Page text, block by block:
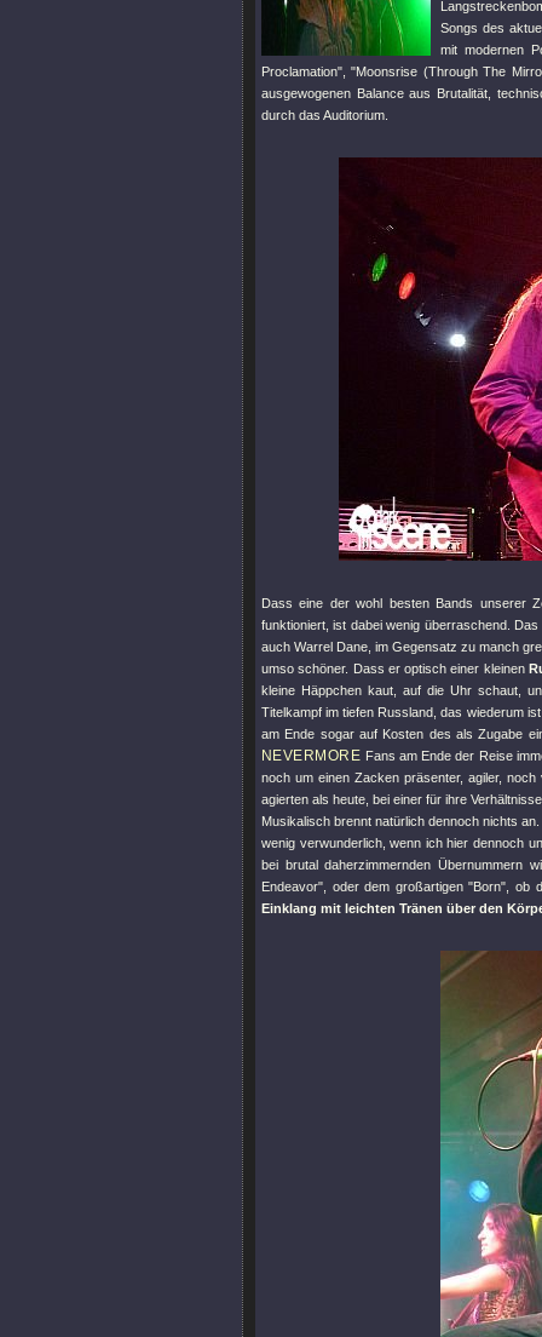
Songs des
mit modernen
Proclamation" ,"Moonsrise (Through The
ausgewogenen Balance aus Brutalität,
durch das Auditorium.
Dass eine der wohl besten Bands unserer
funktioniert, ist dabei wenig überraschend.
auch Warrel Dane, im Gegensatz zu manch
umso schöner. Dass er optisch einer kleinen
kleine Häppchen kaut, auf die Uhr schaut,
Titelkampf im tiefen Russland, das wiederum
am Ende sogar auf Kosten des als Zugabe
NEVERMORE Fans am Ende der Reise
noch um einen Zacken präsenter, agiler,
agierten als heute, bei einer für ihre
Musikalisch brennt natürlich dennoch nichts
wenig verwunderlich, wenn ich hier dennoch
bei brutal daherzimmernden Übernummern
Endeavor" , oder dem großartigen"Born" , ob
Einklang mit leichten Tränen über den